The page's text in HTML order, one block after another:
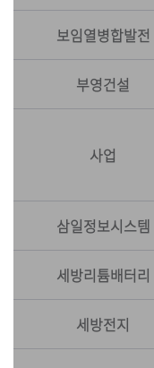
보임열병합발전
부영건설
사업
삼일정보시스템
세방리튬배터리
세방전지